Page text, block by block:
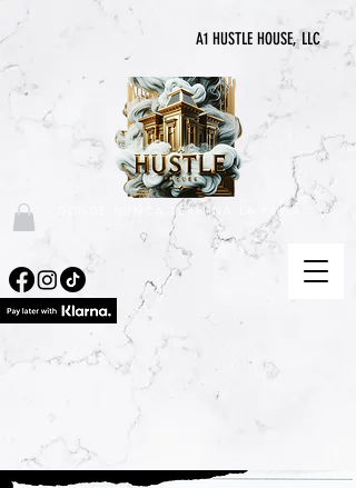
A1 HUSTLE HOUSE, LLC
"DONDE NUNCA TERMINA LA PRISA"